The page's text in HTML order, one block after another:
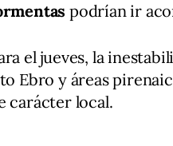
podrían ir
el jueves, la
Ebro y áreas
carácter local.